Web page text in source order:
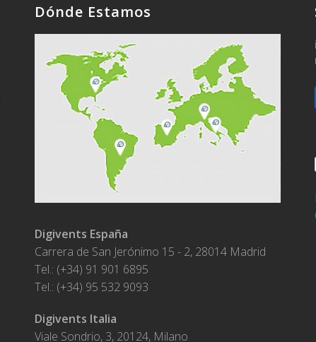
Dónde Estamos
Digivents España
Carrera de San Jerónimo 15 - 2, 28014 Madrid
Tel.: (+34) 91 901 6895
Tel.: (+34) 95 532 9093
Digivents Italia
Viale Sondrio, 3, 20124, Milano